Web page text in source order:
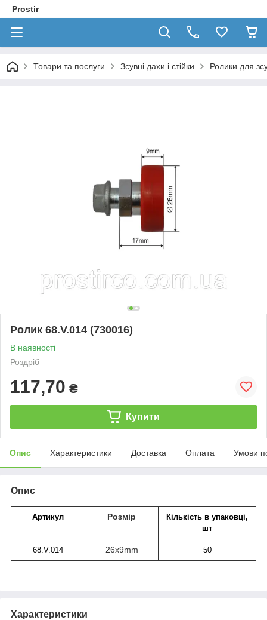
Prostir
Товари та послуги Зсувні дахи і стійки Ролики для
Ролик 68.V.014 (730016)
В наявності
Роздріб
117,70 ₴
Купити
Опис Характеристики Доставка Оплата Умови
Опис
Артикул Розмір
Кількість в упаковці,
шт
68.V.014 26x9mm 50
Характеристики